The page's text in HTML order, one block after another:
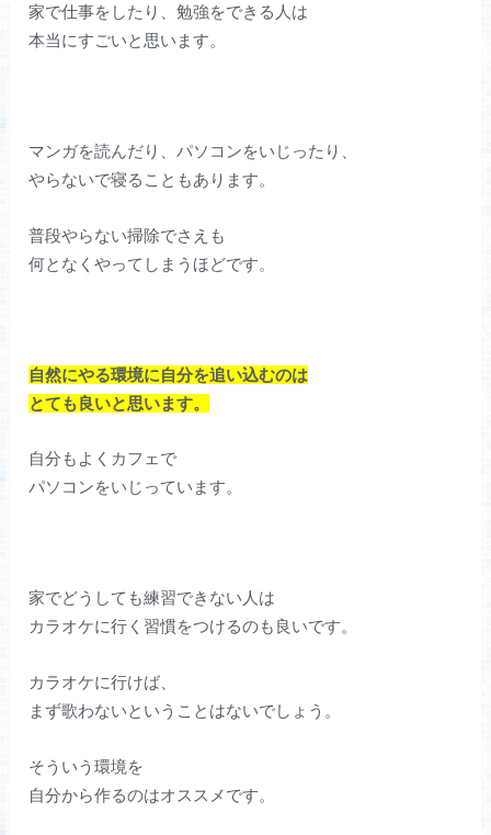
家で仕事をしたり、勉強をできる人は
本当にすごいと思います。
マンガを読んだり、パソコンをいじったり、
やらないで寝ることもあります。
普段やらない掃除でさえも
何となくやってしまうほどです。
自然にやる環境に自分を追い込むのは
とても良いと思います。
自分もよくカフェで
パソコンをいじっています。
家でどうしても練習できない人は
カラオケに行く習慣をつけるのも良いです。
カラオケに行けば、
まず歌わないということはないでしょう。
そういう環境を
自分から作るのはオススメです。